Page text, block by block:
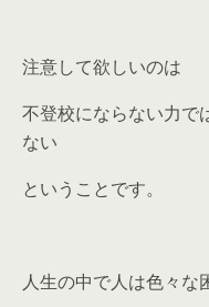
注意して欲しいのは
不登校にならない力で
ない
ということです。
人生の中で人は色々な